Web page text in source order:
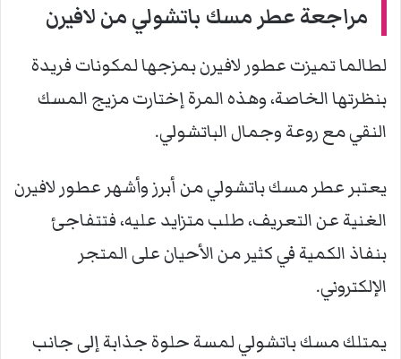
مراجعة عطر مسك باتشولي من لافيرن
لطالما تميزت عطور لافيرن بمزجها لمكونات فريدة
بنظرتها الخاصة، وهذه المرة إختارت مزيج المسك
النقي مع روعة وجمال الباتشولي.
يعتبر عطر مسك باتشولي من أبرز وأشهر عطور لافيرن
الغنية عن التعريف، طلب متزايد عليه، فتتفاجئ
بنفاذ الكمية في كثير من الأحيان على المتجر
الإلكتروني.
يمتلك مسك باتشولي لمسة حلوة جذابة إلى جانب